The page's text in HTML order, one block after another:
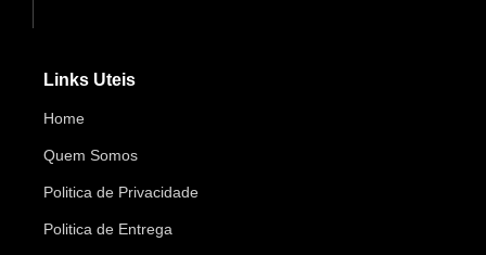
Links Uteis
Home
Quem Somos
Politica de Privacidade
Politica de Entrega